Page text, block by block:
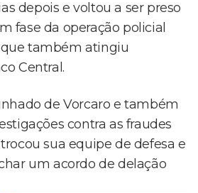
depois e voltou a ser preso
fase da operação policial
também atingiu
Central.
de Vorcaro e também
contra as fraudes
sua equipe de defesa e
um acordo de delação